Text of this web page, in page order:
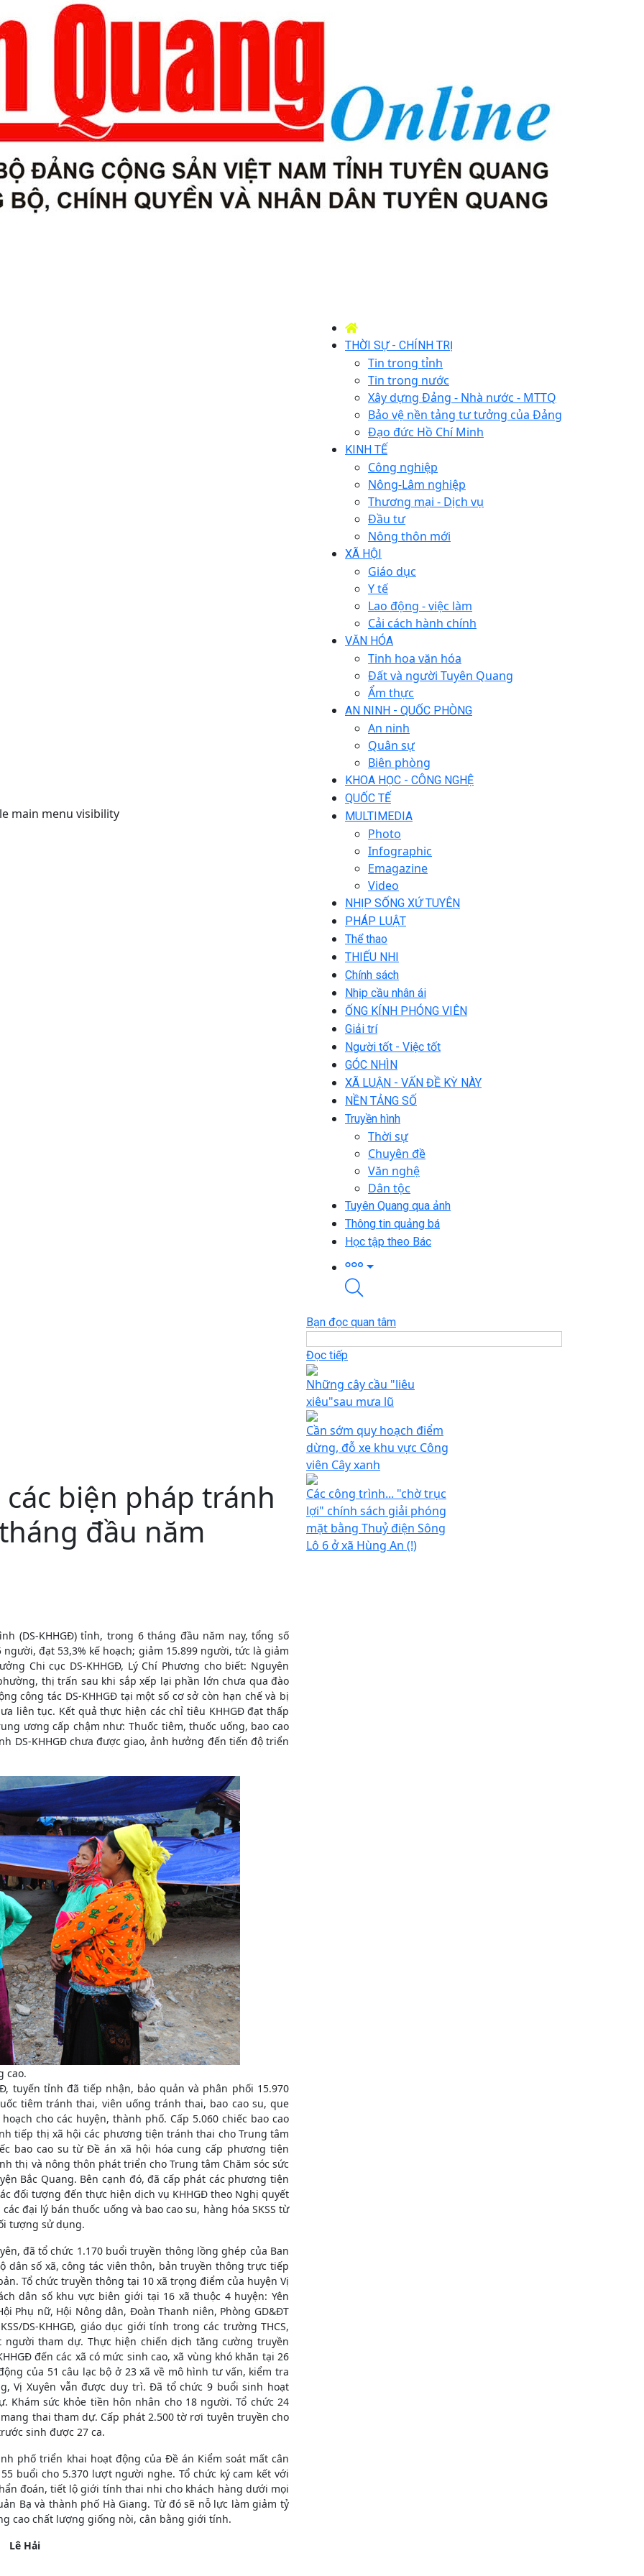
main menu visibility
THỜI SỰ - CHÍNH TRỊ
Tin trong tỉnh
Tin trong nước
Xây dựng Đảng - Nhà nước - MTTQ
Bảo vệ nền tảng tư tưởng của Đảng
Đạo đức Hồ Chí Minh
KINH TẾ
Công nghiệp
Nông-Lâm nghiệp
Thương mại - Dịch vụ
Đầu tư
Nông thôn mới
XÃ HỘI
Giáo dục
Y tế
Lao động - việc làm
Cải cách hành chính
VĂN HÓA
Tinh hoa văn hóa
Đất và người Tuyên Quang
Ẩm thực
AN NINH - QUỐC PHÒNG
An ninh
Quân sự
Biên phòng
KHOA HỌC - CÔNG NGHỆ
QUỐC TẾ
MULTIMEDIA
Photo
Infographic
Emagazine
Video
NHỊP SỐNG XỨ TUYÊN
PHÁP LUẬT
Thể thao
THIẾU NHI
Chính sách
Nhịp cầu nhân ái
ỐNG KÍNH PHÓNG VIÊN
Giải trí
Người tốt - Việc tốt
GÓC NHÌN
XÃ LUẬN - VẤN ĐỀ KỲ NÀY
NỀN TẢNG SỐ
Truyền hình
Thời sự
Chuyên đề
Văn nghệ
Dân tộc
Tuyên Quang qua ảnh
Thông tin quảng bá
Học tập theo Bác
biện pháp tránh
đầu năm
(DS-KHHGĐ) tỉnh, trong 6 tháng đầu năm nay, tổng số
đạt 53,3% kế hoạch; giảm 15.899 người, tức là giảm
Chi cục DS-KHHGĐ, Lý Chí Phương cho biết: Nguyên
thị trấn sau khi sắp xếp lại phần lớn chưa qua đào
công tác DS-KHHGĐ tại một số cơ sở còn hạn chế và bị
liên tục. Kết quả thực hiện các chỉ tiêu KHHGĐ đạt thấp
ương cấp chậm như: Thuốc tiêm, thuốc uống, bao cao
DS-KHHGĐ chưa được giao, ảnh hưởng đến tiến độ triển
cao.
tuyến tỉnh đã tiếp nhận, bảo quản và phân phối 15.970
tiêm tránh thai, viên uống tránh thai, bao cao su, que
cho các huyện, thành phố. Cấp 5.060 chiếc bao cao
tiếp thị xã hội các phương tiện tránh thai cho Trung tâm
bao cao su từ Đề án xã hội hóa cung cấp phương tiện
thị và nông thôn phát triển cho Trung tâm Chăm sóc sức
Bắc Quang. Bên cạnh đó, đã cấp phát các phương tiện
đối tượng đến thực hiện dịch vụ KHHGĐ theo Nghị quyết
đại lý bán thuốc uống và bao cao su, hàng hóa SKSS từ
tượng sử dụng.
đã tổ chức 1.170 buổi truyền thông lồng ghép của Ban
dân số xã, công tác viên thôn, bản truyền thông trực tiếp
Tổ chức truyền thông tại 10 xã trọng điểm của huyện Vị
dân số khu vực biên giới tại 16 xã thuộc 4 huyện: Yên
Phụ nữ, Hội Nông dân, Đoàn Thanh niên, Phòng GD&ĐT
DS-KHHGĐ, giáo dục giới tính trong các trường THCS,
tham dự. Thực hiện chiến dịch tăng cường truyền
đến các xã có mức sinh cao, xã vùng khó khăn tại 26
của 51 câu lạc bộ ở 23 xã về mô hình tư vấn, kiểm tra
Vị Xuyên vẫn được duy trì. Đã tổ chức 9 buổi sinh hoạt
Khám sức khỏe tiền hôn nhân cho 18 người. Tổ chức 24
thai tham dự. Cấp phát 2.500 tờ rơi tuyên truyền cho
sinh được 27 ca.
phố triển khai hoạt động của Đề án Kiểm soát mất cân
buổi cho 5.370 lượt người nghe. Tổ chức ký cam kết với
đoán, tiết lộ giới tính thai nhi cho khách hàng dưới mọi
Bạ và thành phố Hà Giang. Từ đó sẽ nỗ lực làm giảm tỷ
cao chất lượng giống nòi, cân bằng giới tính.
Lê Hải
Bạn đọc quan tâm
Đọc tiếp
Những cây cầu "liêu
xiêu"sau mưa lũ
Cần sớm quy hoạch điểm
dừng, đỗ xe khu vực Công
viên Cây xanh
Các công trình... "chờ trục
lợi" chính sách giải phóng
mặt bằng Thuỷ điện Sông
Lô 6 ở xã Hùng An (!)